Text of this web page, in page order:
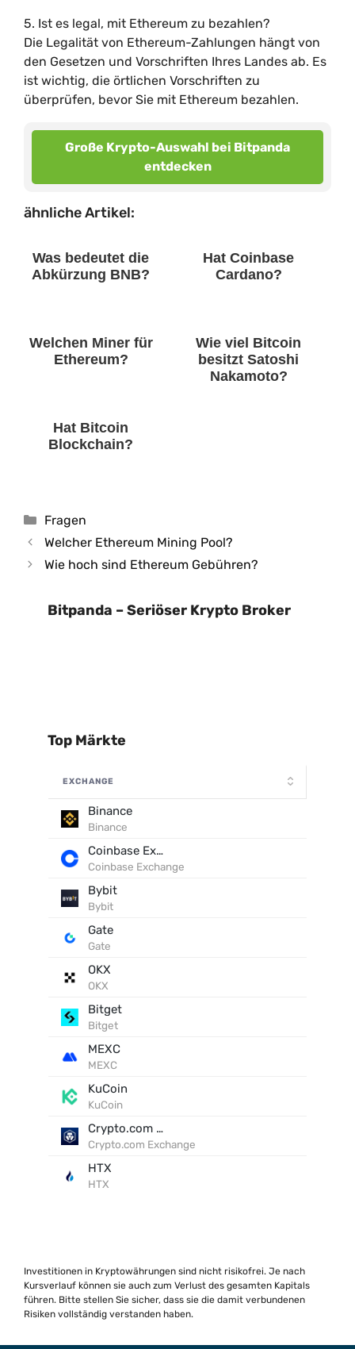
5. Ist es legal, mit Ethereum zu bezahlen?
Die Legalität von Ethereum-Zahlungen hängt von
den Gesetzen und Vorschriften Ihres Landes ab. Es
ist wichtig, die örtlichen Vorschriften zu
überprüfen, bevor Sie mit Ethereum bezahlen.
Große Krypto-Auswahl bei Bitpanda
entdecken
ähnliche Artikel:
Was bedeutet die
Abkürzung BNB?
Hat Coinbase
Cardano?
Welchen Miner für
Ethereum?
Wie viel Bitcoin
besitzt Satoshi
Nakamoto?
Hat Bitcoin
Blockchain?
Kategorien
Fragen
Welcher Ethereum Mining Pool?
Wie hoch sind Ethereum Gebühren?
Bitpanda – Seriöser Krypto Broker
Top Märkte
EXCHANGE
Binance
Binance
Coinbase Exchange
Coinbase Exchange
Bybit
Bybit
Gate
Gate
OKX
OKX
Bitget
Bitget
MEXC
MEXC
KuCoin
KuCoin
Crypto.com Exchange
Crypto.com Exchange
HTX
HTX
Investitionen in Kryptowährungen sind nicht risikofrei. Je nach
Kursverlauf können sie auch zum Verlust des gesamten Kapitals
führen. Bitte stellen Sie sicher, dass sie die damit verbundenen
Risiken vollständig verstanden haben.